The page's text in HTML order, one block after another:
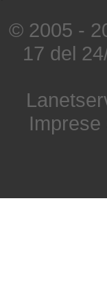
© 2005 -
17 del